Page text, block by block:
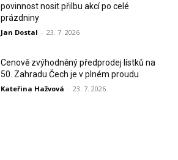
povinnost nosit přilbu akcí po celé
prázdniny
Jan Dostal - 23. 7. 2026
Cenově zvýhodněný předprodej lístků na
50. Zahradu Čech je v plném proudu
Kateřina Hažvová - 23. 7. 2026